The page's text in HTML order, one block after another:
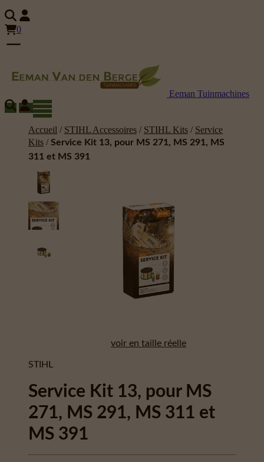
0
Eeman Tuinmachines
Accueil / STIHL Accessoires / STIHL Kits / Service
Kits / Service Kit 13, pour MS 271, MS 291, MS
311 et MS 391
voir en taille réelle
STIHL
Service Kit 13, pour MS
271, MS 291, MS 311 et
MS 391